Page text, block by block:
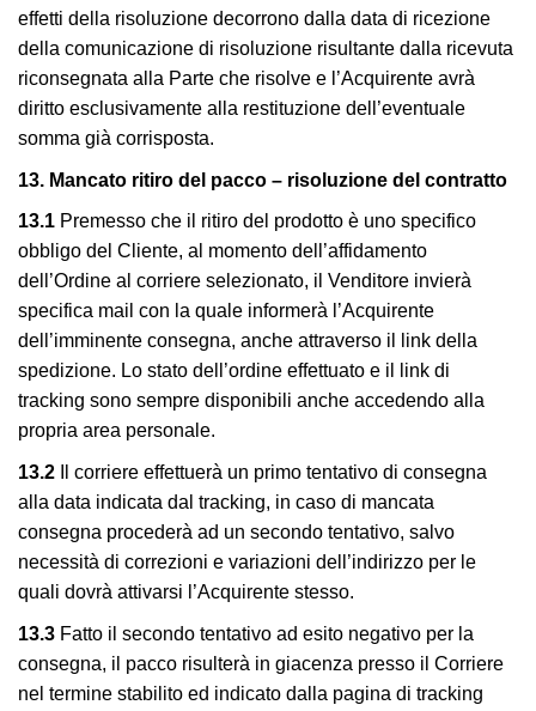
effetti della risoluzione decorrono dalla data di ricezione
della comunicazione di risoluzione risultante dalla ricevuta
riconsegnata alla Parte che risolve e l’Acquirente avrà
diritto esclusivamente alla restituzione dell’eventuale
somma già corrisposta.
13. Mancato ritiro del pacco – risoluzione del contratto
13.1 Premesso che il ritiro del prodotto è uno specifico
obbligo del Cliente, al momento dell’affidamento
dell’Ordine al corriere selezionato, il Venditore invierà
specifica mail con la quale informerà l’Acquirente
dell’imminente consegna, anche attraverso il link della
spedizione. Lo stato dell’ordine effettuato e il link di
tracking sono sempre disponibili anche accedendo alla
propria area personale.
13.2 Il corriere effettuerà un primo tentativo di consegna
alla data indicata dal tracking, in caso di mancata
consegna procederà ad un secondo tentativo, salvo
necessità di correzioni e variazioni dell’indirizzo per le
quali dovrà attivarsi l’Acquirente stesso.
13.3 Fatto il secondo tentativo ad esito negativo per la
consegna, il pacco risulterà in giacenza presso il Corriere
nel termine stabilito ed indicato dalla pagina di tracking